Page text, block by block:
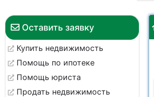
Оставить заявку
Купить недвижимость
Помощь по ипотеке
Помощь юриста
Продать недвижимость
11.13.03_73b2e776